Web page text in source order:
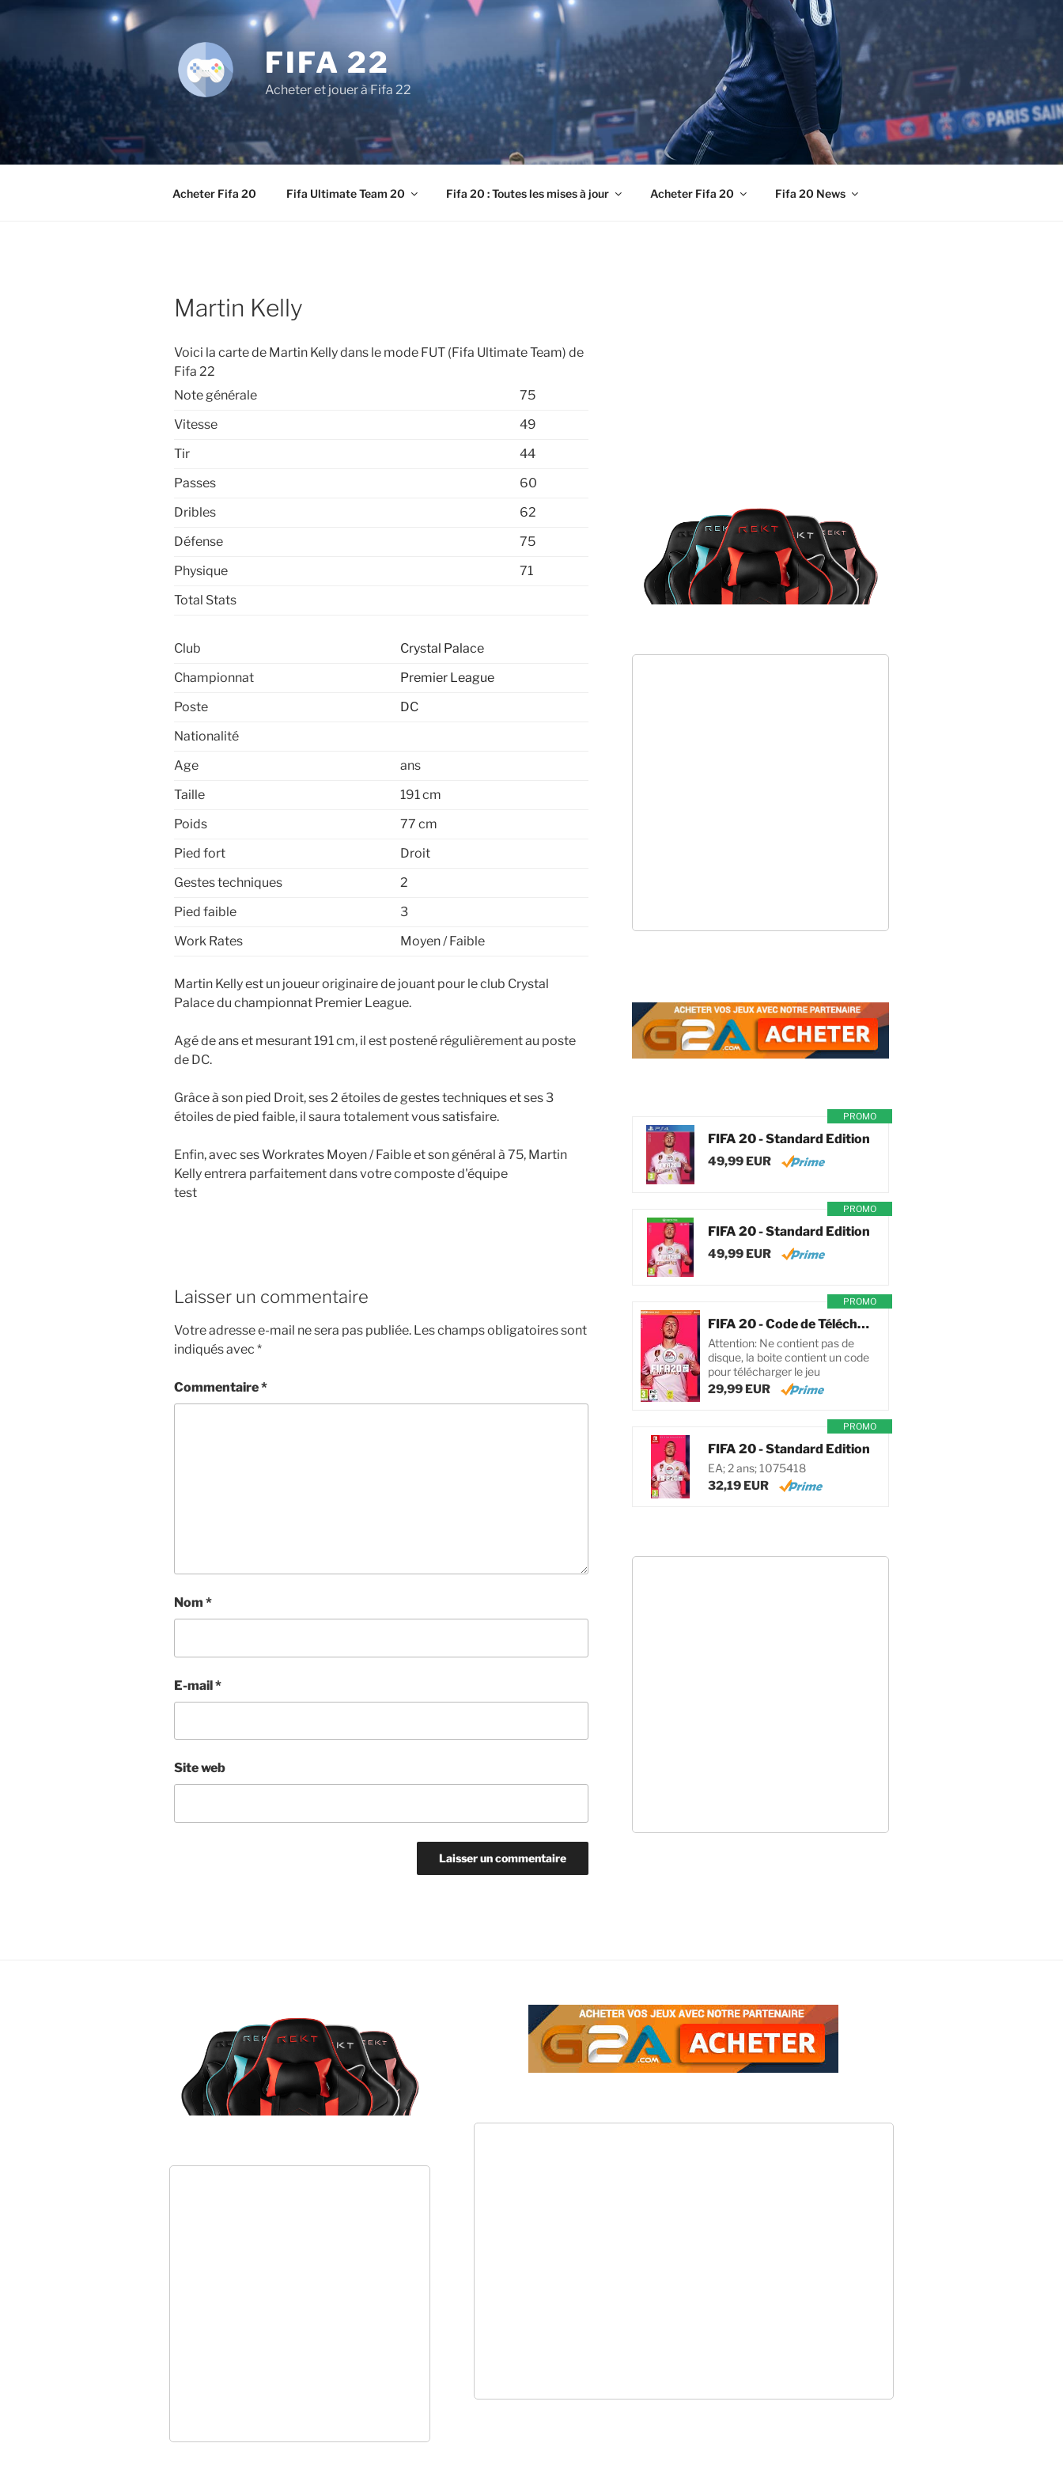
principal
FIFA 22
Acheter et jouer à Fifa 22
Acheter Fifa 20 Fifa Ultimate Team 20 Fifa 20 : Toutes les mises à jour Acheter Fifa 20 Fifa 20 News
Martin Kelly
Voici la carte de Martin Kelly dans le mode FUT (Fifa Ultimate Team) de
Fifa 22
Note générale
75
Vitesse
49
Tir
44
Passes
60
Dribles
62
Défense
75
Physique
71
Total Stats
Club
Crystal Palace
Championnat
Premier League
Poste
DC
Nationalité
Age
ans
Taille
191 cm
Poids
77 cm
Pied fort
Droit
Gestes techniques
2
Pied faible
3
Work Rates
Moyen / Faible
Martin Kelly est un joueur originaire de jouant pour le club Crystal
Palace du championnat Premier League.
Agé de ans et mesurant 191 cm, il est postené régulièrement au poste
de DC.
Grâce à son pied Droit, ses 2 étoiles de gestes techniques et ses 3
étoiles de pied faible, il saura totalement vous satisfaire.
Enfin, avec ses Workrates Moyen / Faible et son général à 75, Martin
Kelly entrera parfaitement dans votre composte d'équipe
test
Laisser un commentaire
Votre adresse e-mail ne sera pas publiée. Les champs obligatoires sont
indiqués avec *
Commentaire*
Nom *
E-mail*
Site web
PROMO
FIFA 20 - Standard Edition
49,99 EUR
PROMO
FIFA 20 - Standard Edition
49,99 EUR
PROMO
FIFA 20 - Code de Téléchargement pour PC
Attention: Ne contient pas de
disque, la boite contient un code
pour télécharger le jeu
29,99 EUR
PROMO
FIFA 20 - Standard Edition
EA; 2 ans; 1075418
32,19 EUR